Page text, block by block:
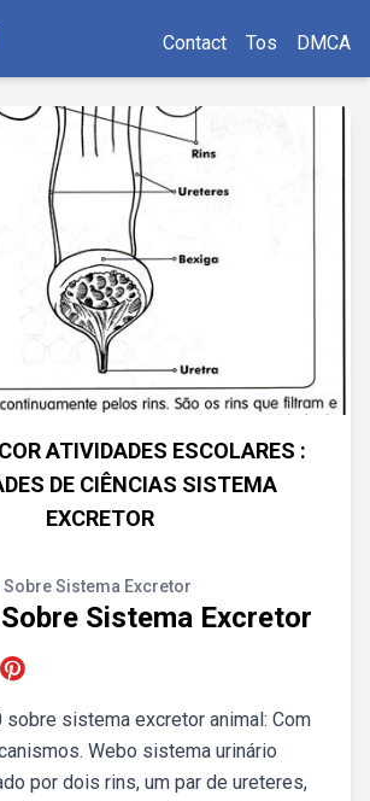
Contact Tos DMCA
ATIVIDADES ESCOLARES :
DE CIÊNCIAS SISTEMA
EXCRETOR
Sobre Sistema Excretor
Sistema Excretor
sobre sistema excretor animal: Com
Webo sistema urinário
por dois rins, um par de ureteres,